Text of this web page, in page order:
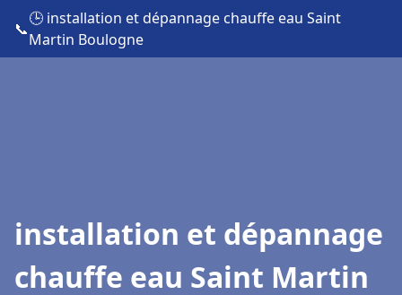
📞
🕒 installation et dépannage chauffe eau Saint
Martin Boulogne
installation et dépannage
chauffe eau Saint Martin